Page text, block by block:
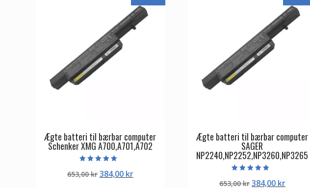
Ægte batteri til bærbar computer
Schenker XMG A700,A701,A702
5.00
ud af 5
653,00kr Den
384,00 krDen
Ægte batteri til bærbar computer
SAGER
NP2240,NP2252,NP3260,NP3265
4.50
653,00kr Den
384,00 krDen